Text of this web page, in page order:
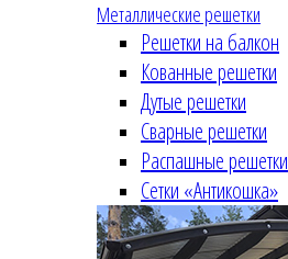
Металлические решетки
Решетки на балкон
Кованные решетки
Дутые решетки
Сварные решетки
Распашные решетки
Сетки «Антикошка»